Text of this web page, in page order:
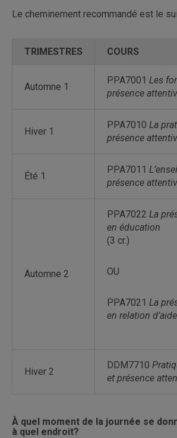
Le cheminement recommandé est le
TRIMESTRES COURS
Automne 1
PPA7001 Les
présence
Hiver 1
PPA7010 La
présence
Été 1
PPA7011
présence
Automne 2
PPA7022 La
en éducation
(3 cr.)
OU
PPA7021 La
en relation d’aide
Hiver 2
DDM7710
et présence
TRIMESTRES COURS
À quel moment de la journée se
à quel endroit?